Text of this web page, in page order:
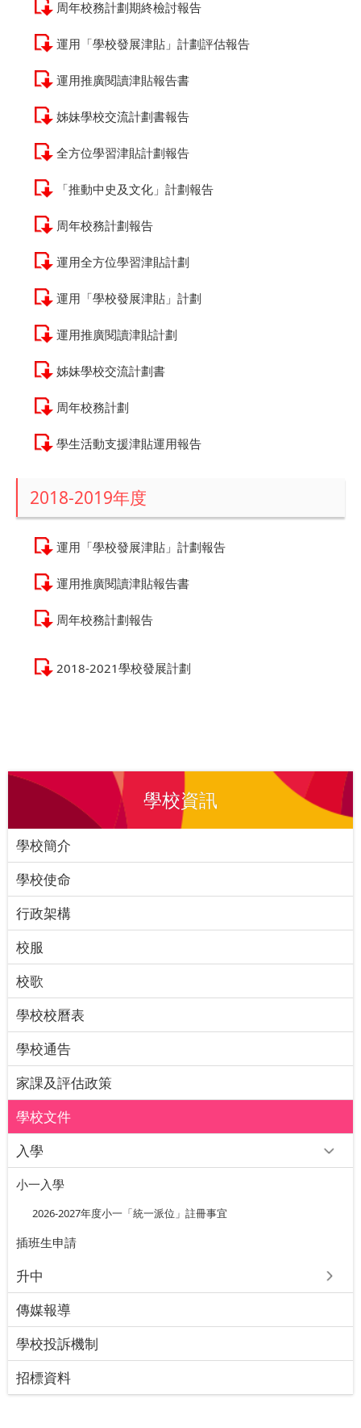
周年校務計劃期終檢討報告
運用「學校發展津貼」計劃評估報告
運用推廣閱讀津貼報告書
姊妹學校交流計劃書報告
全方位學習津貼計劃報告
「推動中史及文化」計劃報告
周年校務計劃報告
運用全方位學習津貼計劃
運用「學校發展津貼」計劃
運用推廣閱讀津貼計劃
姊妹學校交流計劃書
周年校務計劃
學生活動支援津貼運用報告
2018-2019年度
運用「學校發展津貼」計劃報告
運用推廣閱讀津貼報告書
周年校務計劃報告
2018-2021學校發展計劃
學校資訊
學校簡介
學校使命
行政架構
校服
校歌
學校校曆表
學校通告
家課及評估政策
學校文件
入學
小一入學
2026-2027年度小一「統一派位」註冊事宜
插班⽣申請
升中
傳媒報導
學校投訴機制
招標資料